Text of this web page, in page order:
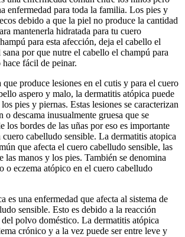
enfermedad para toda la familia. Los pies y
debido a que la piel no produce la cantidad
mantenerla hidratada para tu cuero
para esta afección, deja el cabello el
por que nutre el cabello el champú para
fácil de peinar.
que produce lesiones en el cutis y para el cuero
aspero y malo, la dermatitis atópica puede
pies y piernas. Estas lesiones se caracterizan
o descama inusualmente gruesa que se
los bordes de las uñas por eso es importante
cabelludo sensible. La dermatitis atopica
que afecta el cuero cabelludo sensible, las
las manos y los pies. También se denomina
o eczema atópico en el cuero cabelludo
es una enfermedad que afecta al sistema de
sensible. Esto es debido a la reacción
del polvo doméstico. La dermatitis atópica
crónico y a la vez puede ser entre leve y